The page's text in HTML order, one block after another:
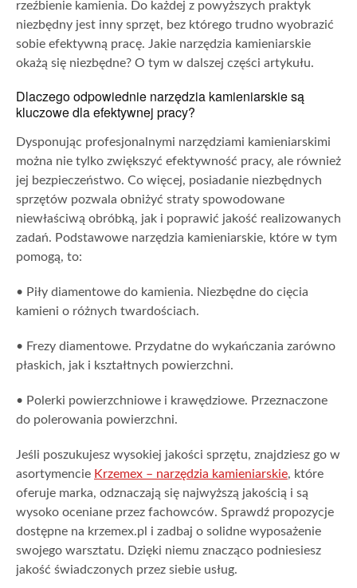
rzeźbienie kamienia. Do każdej z powyższych praktyk
niezbędny jest inny sprzęt, bez którego trudno wyobrazić
sobie efektywną pracę. Jakie narzędzia kamieniarskie
okażą się niezbędne? O tym w dalszej części artykułu.
Dlaczego odpowiednie narzędzia kamieniarskie są
kluczowe dla efektywnej pracy?
Dysponując profesjonalnymi narzędziami kamieniarskimi
można nie tylko zwiększyć efektywność pracy, ale również
jej bezpieczeństwo. Co więcej, posiadanie niezbędnych
sprzętów pozwala obniżyć straty spowodowane
niewłaściwą obróbką, jak i poprawić jakość realizowanych
zadań. Podstawowe narzędzia kamieniarskie, które w tym
pomogą, to:
• Piły diamentowe do kamienia. Niezbędne do cięcia
kamieni o różnych twardościach.
• Frezy diamentowe. Przydatne do wykańczania zarówno
płaskich, jak i kształtnych powierzchni.
• Polerki powierzchniowe i krawędziowe. Przeznaczone
do polerowania powierzchni.
Jeśli poszukujesz wysokiej jakości sprzętu, znajdziesz go w
asortymencie Krzemex – narzędzia kamieniarskie, które
oferuje marka, odznaczają się najwyższą jakością i są
wysoko oceniane przez fachowców. Sprawdź propozycje
dostępne na krzemex.pl i zadbaj o solidne wyposażenie
swojego warsztatu. Dzięki niemu znacząco podniesiesz
jakość świadczonych przez siebie usług.